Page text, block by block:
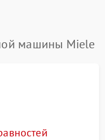
машины Miele